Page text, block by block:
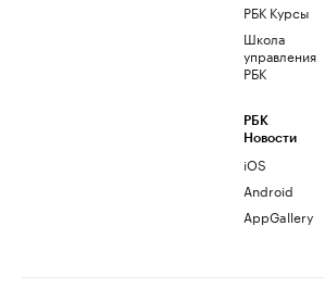
РБК Курсы
Школа
управления
РБК
РБК
Новости
iOS
Android
AppGallery